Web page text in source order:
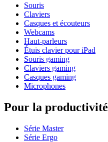
Souris
Claviers
Casques et écouteurs
Webcams
Haut-parleurs
Étuis clavier pour iPad
Souris gaming
Claviers gaming
Casques gaming
Microphones
Pour la productivité
Série Master
Série Ergo